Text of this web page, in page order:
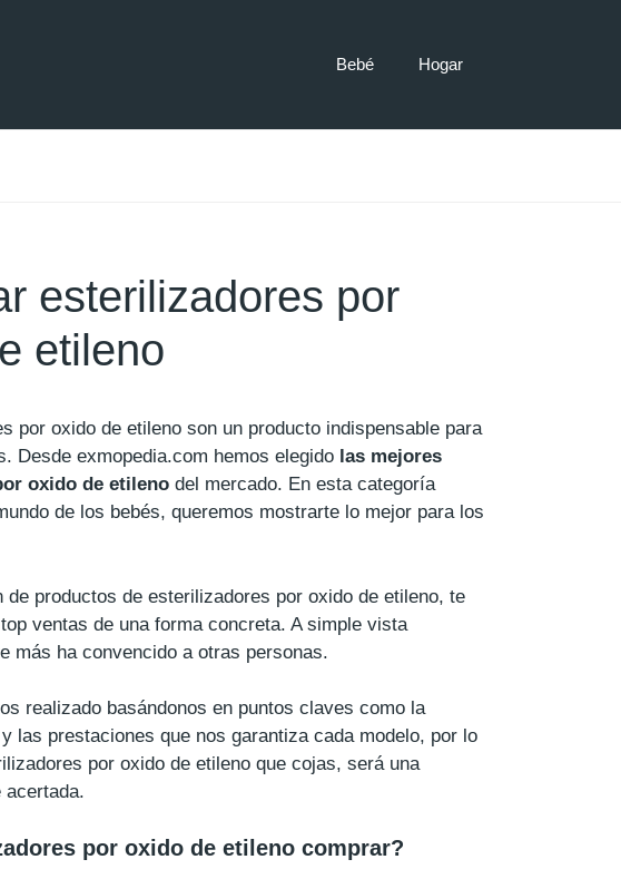
Bebé Hogar
esterilizadores por
etileno
por oxido de etileno son un producto indispensable para
Desde exmopedia.com hemos elegido las mejores
oxido de etileno del mercado. En esta categoría
de los bebés, queremos mostrarte lo mejor para los
de productos de esterilizadores por oxido de etileno, te
ventas de una forma concreta. A simple vista
más ha convencido a otras personas.
realizado basándonos en puntos claves como la
las prestaciones que nos garantiza cada modelo, por lo
por oxido de etileno que cojas, será una
acertada.
por oxido de etileno comprar?